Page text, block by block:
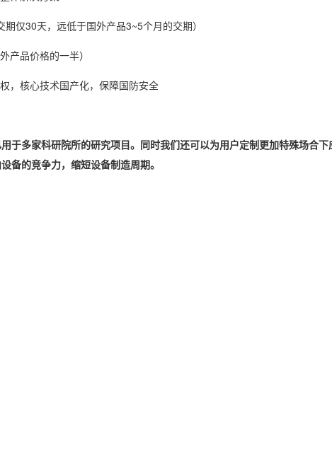
仅30天，远低于国外产品3~5个月的交期）
品价格的一半）
核心技术国产化，保障国防安全
于多家科研院所的研究项目。同时我们还可以为用户定制更加特殊场合
备的竞争力，缩短设备制造周期。